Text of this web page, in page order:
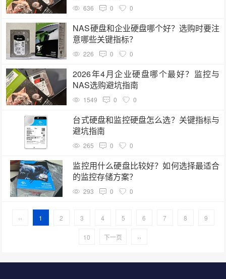
636 0 0
NAS硬盘和企业硬盘哪个好？选购时要注
意哪些关键指标？
226 0 0
2026年4月企业硬盘哪个最好？监控与
NAS选购避坑指南
1549 0 0
台式硬盘和监控硬盘怎么选？关键指标与
避坑指南
265 0 0
监控用什么硬盘比较好？如何选择最适合
的监控存储方案？
293 0 0
‹‹ 1 2 3 4 5 6 7 8 9
10 下一页 ››